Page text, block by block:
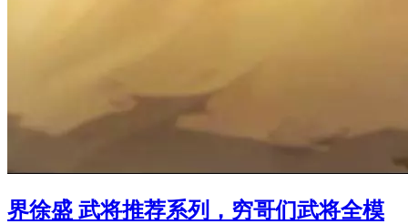
界徐盛 武将推荐系列，穷哥们武将全模